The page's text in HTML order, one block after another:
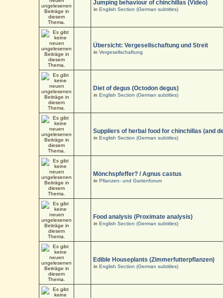
Jumping behaviour of chinchillas (Video)
inEnglish Section (German subtitles)
Übersicht: Vergesellschaftung und Streit
inVergesellschaftung
Diet of degus (Octodon degus)
inEnglish Section (German subtitles)
Suppliers of herbal food for chinchillas (and
inEnglish Section (German subtitles)
Mönchspfeffer? / Agnus castus
inPflanzen- und Gartenforum
Food analysis (Proximate analysis)
inEnglish Section (German subtitles)
Edible Houseplants (Zimmerfutterpflanzen)
inEnglish Section (German subtitles)